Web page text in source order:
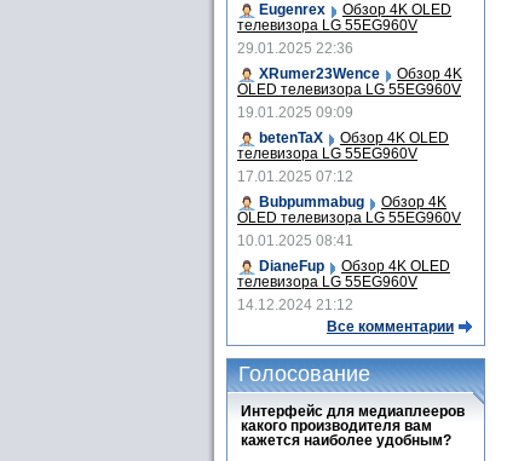
Eugenrex
Обзор 4K OLED
телевизора LG 55EG960V
29.01.2025 22:36
XRumer23Wence
Обзор 4K
OLED телевизора LG 55EG960V
19.01.2025 09:09
betenTaX
Обзор 4K OLED
телевизора LG 55EG960V
17.01.2025 07:12
Bubpummabug
Обзор 4K
OLED телевизора LG 55EG960V
10.01.2025 08:41
DianeFup
Обзор 4K OLED
телевизора LG 55EG960V
14.12.2024 21:12
Все комментарии
Голосование
Интерфейс для медиаплееров
какого производителя вам
кажется наиболее удобным?